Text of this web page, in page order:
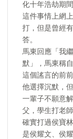
化十年浩劫期
這件事情上網
打，但是曾經
答。
馬東回應「我
默」，馬東稱
這個謠言的前
他選擇沉默，
一輩子不願意
父，學生打老
確實打過侯寶
是侯耀文、侯